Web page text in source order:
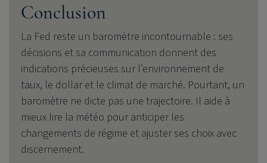
Conclusion
La Fed reste un baromètre incontournable : ses
décisions et sa communication donnent des
indications précieuses sur l’environnement de
taux, le dollar et le climat de marché. Pourtant, un
baromètre ne dicte pas une trajectoire. Il aide à
mieux lire la météo pour anticiper les
changements de régime et ajuster ses choix avec
discernement.